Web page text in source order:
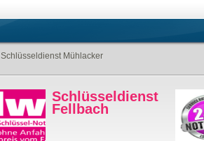
Schlüsseldienst Mühlacker
Schlüsseldienst
Fellbach